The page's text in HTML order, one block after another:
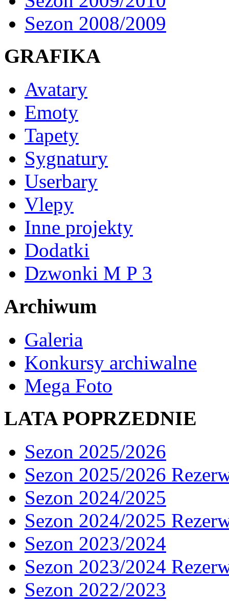
Sezon 2008/2009
GRAFIKA
Avatary
Emoty
Tapety
Sygnatury
Userbary
Vlepy
Inne projekty
Dodatki
Dzwonki M P 3
Archiwum
Galeria
Konkursy archiwalne
Mega Foto
LATA POPRZEDNIE
Sezon 2025/2026
Sezon 2025/2026
Sezon 2024/2025
Sezon 2024/2025
Sezon 2023/2024
Sezon 2023/2024
Sezon 2022/2023